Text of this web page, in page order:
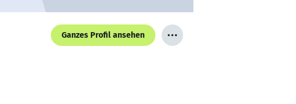
Ganzes Profil ansehen